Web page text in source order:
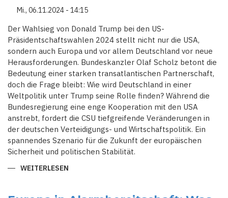
WERDEN
Mi., 06.11.2024 - 14:15
Der Wahlsieg von Donald Trump bei den US-
Präsidentschaftswahlen 2024 stellt nicht nur die USA,
sondern auch Europa und vor allem Deutschland vor neue
Herausforderungen. Bundeskanzler Olaf Scholz betont die
Bedeutung einer starken transatlantischen Partnerschaft,
doch die Frage bleibt: Wie wird Deutschland in einer
Weltpolitik unter Trump seine Rolle finden? Während die
Bundesregierung eine enge Kooperation mit den USA
anstrebt, fordert die CSU tiefgreifende Veränderungen in
der deutschen Verteidigungs- und Wirtschaftspolitik. Ein
spannendes Szenario für die Zukunft der europäischen
Sicherheit und politischen Stabilität.
WEITERLESEN